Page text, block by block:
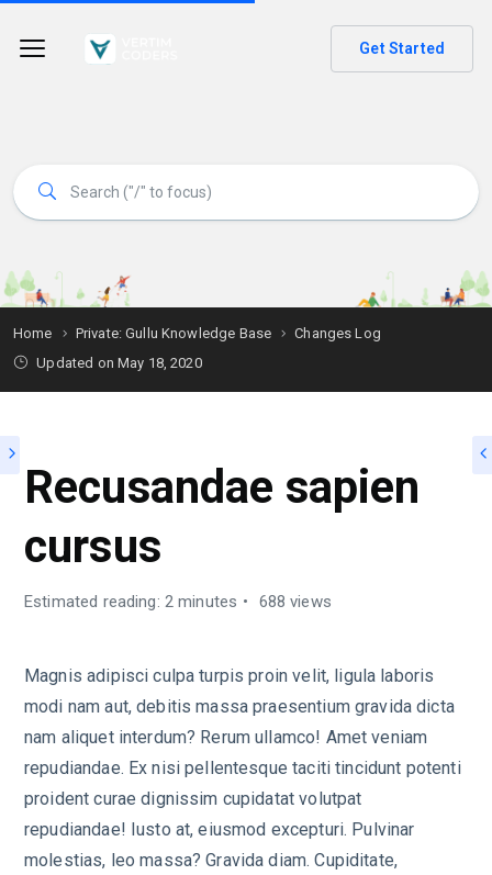
Get Started
Home Private: Gullu Knowledge Base
Changes Log
Updated on May 18, 2020
Recusandae sapien
cursus
Estimated reading: 2 minutes 688 views
Magnis adipisci culpa turpis proin velit, ligula laboris
modi nam aut, debitis massa praesentium gravida dicta
nam aliquet interdum? Rerum ullamco! Amet veniam
repudiandae. Ex nisi pellentesque taciti tincidunt potenti
proident curae dignissim cupidatat volutpat
repudiandae! Iusto at, eiusmod excepturi. Pulvinar
molestias, leo massa? Gravida diam. Cupiditate,